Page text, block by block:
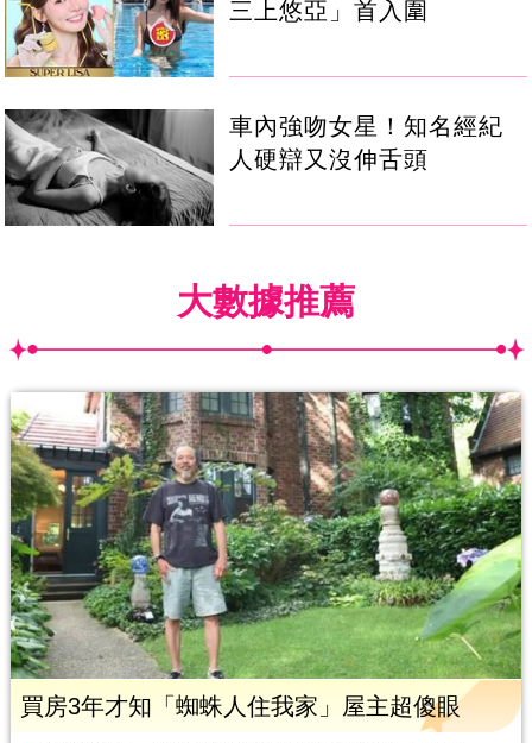
三上悠亞」首入圍
車內強吻女星！知名經紀
人硬辯又沒伸舌頭
大數據推薦
買房3年才知「蜘蛛人住我家」屋主超傻眼